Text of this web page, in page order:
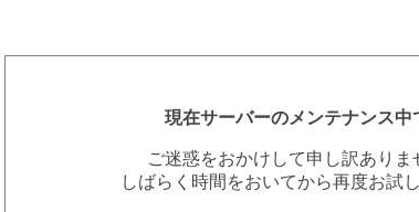
現在サーバーのメンテナンス中
ご迷惑をおかけして申し訳ありま
しばらく時間をおいてから再度お試